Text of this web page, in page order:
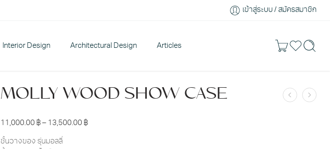
เข้าสู่ระบบ / สมัครสมาชิก
Interior Design Architectural Design Articles
MOLLY WOOD SHOW CASE
11,000.00 ฿ – 13,500.00 ฿
ชั้นวางของ รุ่นมอลลี่